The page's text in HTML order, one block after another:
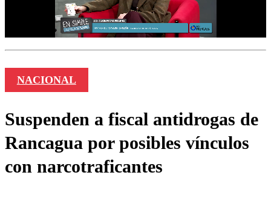
NACIONAL
Suspenden a fiscal antidrogas de
Rancagua por posibles vínculos
con narcotraficantes